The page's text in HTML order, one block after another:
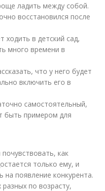
ладить между собой.
восстановился после
в детский сад,
много времени в
что у него будет
включить его в
самостоятельный,
быть примером для
как
только ему, и
появление конкурента.
по возрасту,